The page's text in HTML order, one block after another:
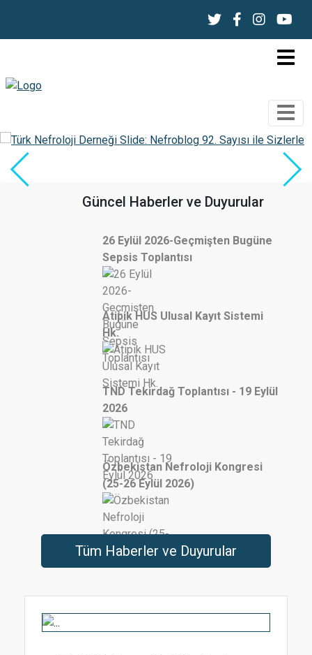
Güncel Haberler ve Duyurular
26 Eylül 2026-Geçmişten Bugüne
Sepsis Toplantısı
Atipik HUS Ulusal Kayıt Sistemi
Hk.
TND Tekirdağ Toplantısı - 19 Eylül
2026
Özbekistan Nefroloji Kongresi
(25-26 Eylül 2026)
Tüm Haberler ve Duyurular